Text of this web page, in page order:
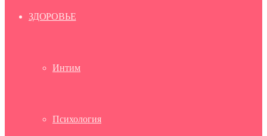
ЗДОРОВЬЕ
Интим
Психология